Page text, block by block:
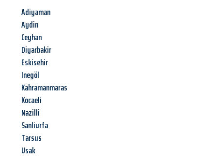
Adiyaman
Aydin
Ceyhan
Diyarbakir
Eskisehir
Inegöl
Kahramanmaras
Kocaeli
Nazilli
Sanliurfa
Tarsus
Usak